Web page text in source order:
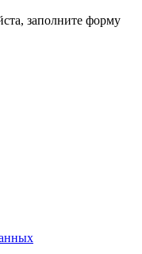
заполните форму